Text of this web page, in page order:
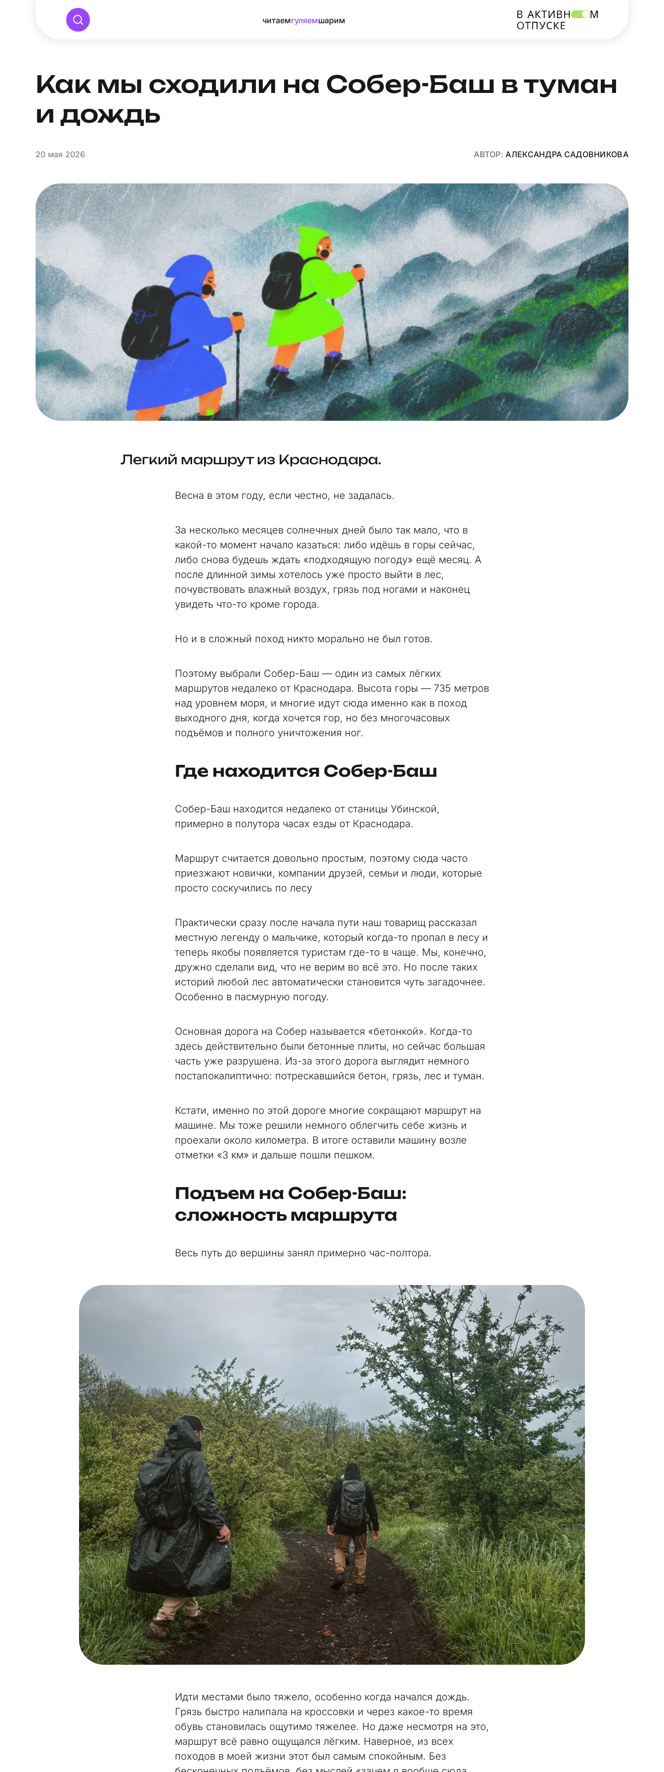
читаемгуляемшарим
Как мы сходили на Собер-Баш в туман
и дождь
20 мая 2026 АВТОР:АЛЕКСАНДРА САДОВНИКОВА
Легкий маршрут из Краснодара.
Весна в этом году, если честно, не задалась.
За несколько месяцев солнечных дней было так мало, что в
какой-то момент начало казаться: либо идёшь в горы сейчас,
либо снова будешь ждать «подходящую погоду» ещё месяц. А
после длинной зимы хотелось уже просто выйти в лес,
почувствовать влажный воздух, грязь под ногами и наконец
увидеть что-то кроме города.
Но и в сложный поход никто морально не был готов.
Поэтому выбрали Собер-Баш — один из самых лёгких
маршрутов недалеко от Краснодара. Высота горы — 735 метров
над уровнем моря, и многие идут сюда именно как в поход
выходного дня, когда хочется гор, но без многочасовых
подъёмов и полного уничтожения ног.
Где находится Собер-Баш
Собер-Баш находится недалеко от станицы Убинской,
примерно в полутора часах езды от Краснодара.
Маршрут считается довольно простым, поэтому сюда часто
приезжают новички, компании друзей, семьи и люди, которые
просто соскучились по лесу
Практически сразу после начала пути наш товарищ рассказал
местную легенду о мальчике, который когда-то пропал в лесу и
теперь якобы появляется туристам где-то в чаще. Мы, конечно,
дружно сделали вид, что не верим во всё это. Но после таких
историй любой лес автоматически становится чуть загадочнее.
Особенно в пасмурную погоду.
Основная дорога на Собер называется «бетонкой». Когда-то
здесь действительно были бетонные плиты, но сейчас большая
часть уже разрушена. Из-за этого дорога выглядит немного
постапокалиптично: потрескавшийся бетон, грязь, лес и туман.
Кстати, именно по этой дороге многие сокращают маршрут на
машине. Мы тоже решили немного облегчить себе жизнь и
проехали около километра. В итоге оставили машину возле
отметки «3 км» и дальше пошли пешком.
Подъем на Собер-Баш:
сложность маршрута
Весь путь до вершины занял примерно час-полтора.
Идти местами было тяжело, особенно когда начался дождь.
Грязь быстро налипала на кроссовки и через какое-то время
обувь становилась ощутимо тяжелее. Но даже несмотря на это,
маршрут всё равно ощущался лёгким. Наверное, из всех
походов в моей жизни этот был самым спокойным. Без